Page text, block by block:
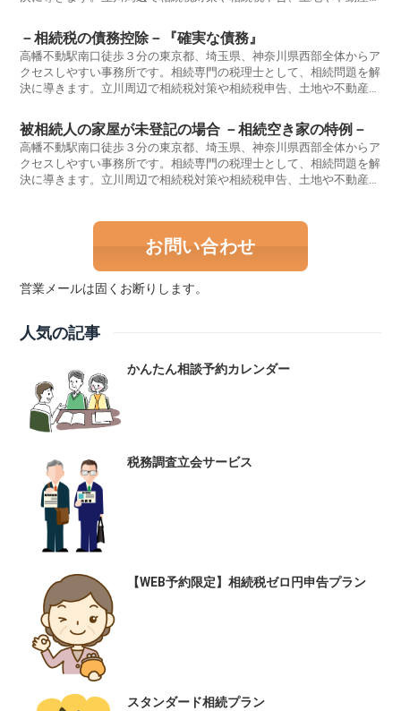
とをお勧めします。相続税に強い税理士ならば、大幅な節税ができる
可能性があります。生前贈与、相続税申告要否判定、遺産分割協議書
作成、相続放棄、準確定申告、小規模宅地の特例、相続時精算課税、
相続登記、名義預金、教育資金贈与、住宅取得資金贈与,路線価評価,
等についてもお気軽にご相談ください。
－相続税の債務控除－『確実な債務』
高幡不動駅南口徒歩３分の東京都、埼玉県、神奈川県西部全体からア
クセスしやすい事務所です。相続専門の税理士として、相続問題を解
決に導きます。立川周辺で相続税対策や相続税申告、土地や不動産の
とをお勧めします。相続税に強い税理士ならば、大幅な節税ができる
可能性があります。生前贈与、相続税申告要否判定、遺産分割協議書
作成、相続放棄、準確定申告、小規模宅地の特例、相続時精算課税、
相続登記、名義預金、教育資金贈与、住宅取得資金贈与,路線価評価,
等についてもお気軽にご相談ください。
被相続人の家屋が未登記の場合 －相続空き家の特例－
高幡不動駅南口徒歩３分の東京都、埼玉県、神奈川県西部全体からア
クセスしやすい事務所です。相続専門の税理士として、相続問題を解
決に導きます。立川周辺で相続税対策や相続税申告、土地や不動産の
可能性があります。生前贈与、相続税申告要否判定、遺産分割協議書
作成、相続放棄、準確定申告、小規模宅地の特例、相続時精算課税、
相続登記、名義預金、教育資金贈与、住宅取得資金贈与,路線価評価,
等についてもお気軽にご相談ください。
お問い合わせ
営業メールは固くお断りします。
人気の記事
かんたん相談予約カレンダー
税務調査立会サービス
【WEB予約限定】相続税ゼロ円申告プラン
スタンダード相続プラン